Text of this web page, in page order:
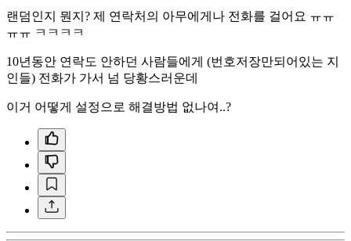
랜덤인지 뭔지? 제 연락처의 아무에게나 전화를 걸어요 ㅠㅠ
ㅠㅠ ㅋㅋㅋㅋ
10년동안 연락도 안하던 사람들에게 (번호저장만되어있는 지
인들) 전화가 가서 넘 당황스러운데
이거 어떻게 설정으로 해결방법 없나여..?